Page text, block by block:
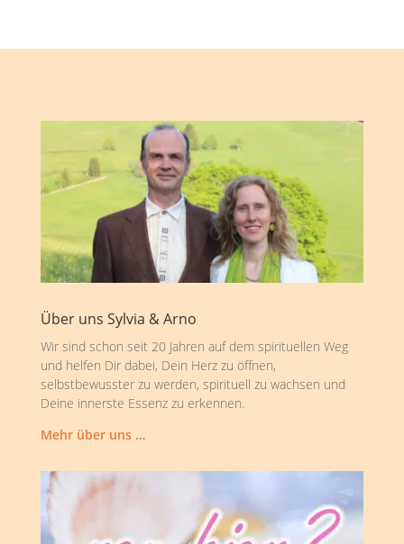
Über uns Sylvia & Arno
Wir sind schon seit 20 Jahren auf dem spirituellen Weg
und helfen Dir dabei, Dein Herz zu öffnen,
selbstbewusster zu werden, spirituell zu wachsen und
Deine innerste Essenz zu erkennen.
Mehr über uns …